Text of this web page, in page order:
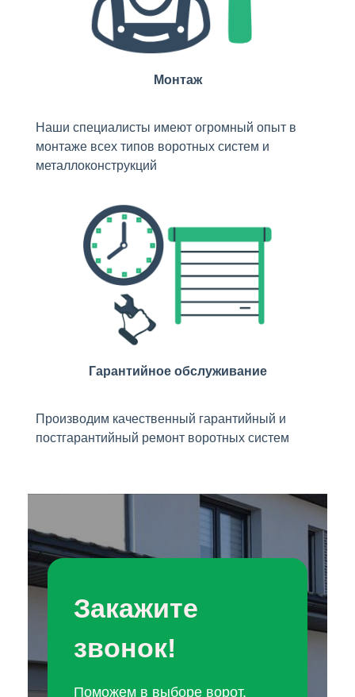
Монтаж
Наши специалисты имеют огромный опыт в
монтаже всех типов воротных систем и
металлоконструкций
Гарантийное обслуживание
Производим качественный гарантийный и
постгарантийный ремонт воротных систем
Закажите
звонок!
Поможем в выборе ворот.